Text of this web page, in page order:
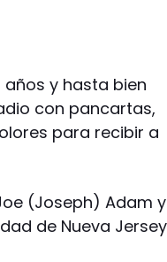
y hasta bien
con pancartas,
para recibir a
(Joseph) Adam y
de Nueva